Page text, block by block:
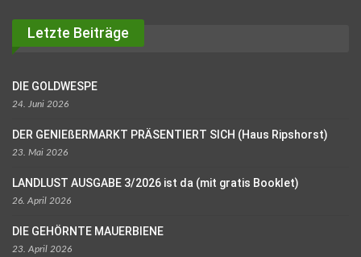
Letzte Beiträge
DIE GOLDWESPE
24. Juni 2026
DER GENIEßERMARKT PRÄSENTIERT SICH (Haus Ripshorst)
23. Mai 2026
LANDLUST AUSGABE 3/2026 ist da (mit gratis Booklet)
26. April 2026
DIE GEHÖRNTE MAUERBIENE
23. April 2026